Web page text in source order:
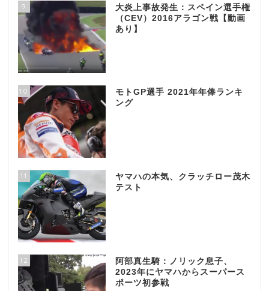
9
大炎上事故発生：スペイン選手権
（CEV）2016アラゴン戦【動画
あり】
10
モトGP選手 2021年年俸ランキ
ング
11
ヤマハの本気、クラッチロー茂木
テスト
12
阿部真生騎：ノリック息子、
2023年にヤマハからスーパース
ポーツ初参戦